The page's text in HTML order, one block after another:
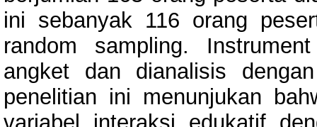
ini sebanyak 116 orang
random sampling.
angket dan dianalisis
penelitian ini menunjukan